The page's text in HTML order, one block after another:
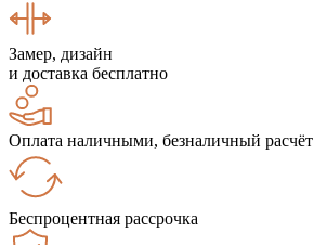
Замер, дизайн
и доставка бесплатно
Оплата наличными, безналичный расчёт
Беспроцентная рассрочка